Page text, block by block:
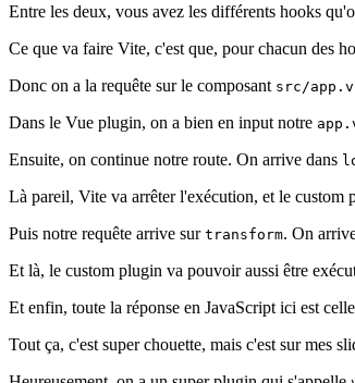
Entre les deux, vous avez les différents hooks
Ce que va faire Vite, c'est que, pour chacun des
Donc on a la requête sur le composant src/
Dans le Vue plugin, on a bien en input notre
Ensuite, on continue notre route. On arrive dans
Là pareil, Vite va arrêter l'exécution, et le custom
Puis notre requête arrive sur transform. On
Et là, le custom plugin va pouvoir aussi être
Et enfin, toute la réponse en JavaScript ici est
Tout ça, c'est super chouette, mais c'est sur mes